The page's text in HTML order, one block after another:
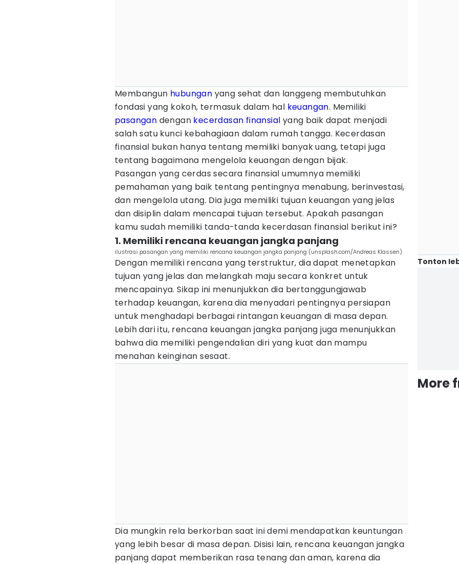
Membangun hubungan yang sehat dan langgeng membutuhkan
fondasi yang kokoh, termasuk dalam hal keuangan. Memiliki
pasangan dengan kecerdasan finansial yang baik dapat menjadi
salah satu kunci kebahagiaan dalam rumah tangga. Kecerdasan
finansial bukan hanya tentang memiliki banyak uang, tetapi juga
tentang bagaimana mengelola keuangan dengan bijak.
Pasangan yang cerdas secara finansial umumnya memiliki
pemahaman yang baik tentang pentingnya menabung, berinvestasi,
dan mengelola utang. Dia juga memiliki tujuan keuangan yang jelas
dan disiplin dalam mencapai tujuan tersebut. Apakah pasangan
kamu sudah memiliki tanda-tanda kecerdasan finansial berikut ini?
1. Memiliki rencana keuangan jangka panjang
ilustrasi pasangan yang memiliki rencana keuangan jangka panjang (unsplash.com/Andreas Klassen)
Dengan memiliki rencana yang terstruktur, dia dapat menetapkan
tujuan yang jelas dan melangkah maju secara konkret untuk
mencapainya. Sikap ini menunjukkan dia bertanggungjawab
terhadap keuangan, karena dia menyadari pentingnya persiapan
untuk menghadapi berbagai rintangan keuangan di masa depan.
Lebih dari itu, rencana keuangan jangka panjang juga menunjukkan
bahwa dia memiliki pengendalian diri yang kuat dan mampu
menahan keinginan sesaat.
Dia mungkin rela berkorban saat ini demi mendapatkan keuntungan
yang lebih besar di masa depan. Disisi lain, rencana keuangan jangka
panjang dapat memberikan rasa tenang dan aman, karena dia
Tonton
More